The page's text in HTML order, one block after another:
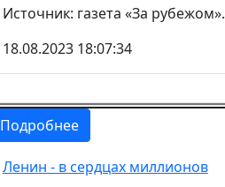
Источник: газета «За рубежом».
18.08.2023 18:07:34
Подробнее
Ленин - в сердцах миллионов